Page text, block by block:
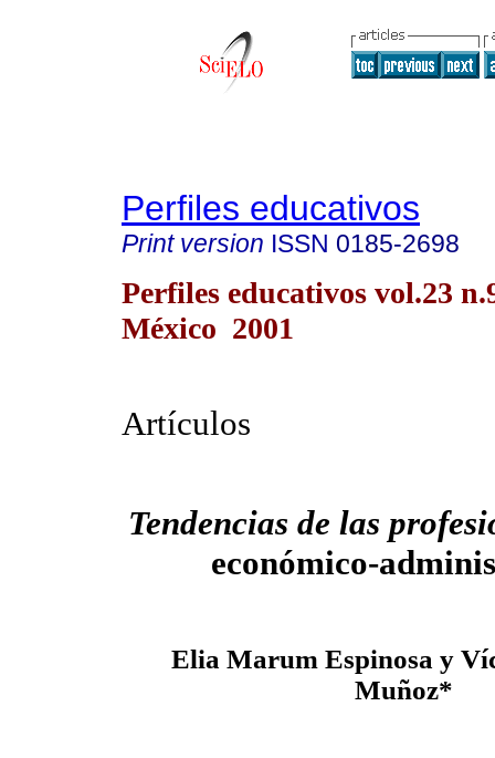
Perfiles educativos
Print version ISSN 0185-2698
Perfiles educativos vol.23
México 2001
Artículos
Tendencias de las
económico-
Elia Marum Espinosa y
Muñoz*